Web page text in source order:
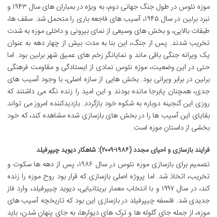
موزه نئوس در طول جنگ جهانی دوم، به ویژه در بمباران های سال ۱۹۴۳ و
نبرد برلین در سال ۱۹۴۵، آسیب های فاجعه باری را متحمل شد. سقف ها،
طبقات بالایی، و بخش های وسیعی از نمای بیرونی و داخلی موزه به شدت
تخریب شدند. پس از جنگ، این بنا به مدت بیش از چهار دهه به عنوان
یک ویرانه جنگی باقی ماند و نمایانگر زخم های عمیق شهر برلین بود. اما
حتی در این وضعیت، موزه نئوس نمادی از ایستادگی و مقاومت فرهنگی
برلین در برابر ویرانی بود. بخش هایی از سازه اصلی، با وجود آسیب های
جدی، همچنان پابرجا مانده بودند و این امید را زنده نگه می داشتند که
روزی این گنجینه دوباره به شکوه خود بازگردد. بازدیدکننده امروز می تواند
بقایای این آسیب ها را در بخش های بازسازی شده مشاهده کند، که خود
بخشی از داستان موزه است.
فرایند بازسازی و احیای مجدد (۱۹۸۶-۲۰۰۹): شاهکار دیوید چیپرفیلد
تصمیم برای بازسازی موزه نئوس در سال ۱۹۸۶، پس از دهه ها سکوت و
تخریب، اتخاذ شد. اما پروژه اصلی بازسازی که قرار بود روح موزه را زنده
کند، در سال ۱۹۹۷ و با انتخاب معمار بریتانیایی، دیوید چیپرفیلد، وارد فاز
جدیدی شد. فلسفه چیپرفیلد در بازسازی این بود که تاریخچه آسیب های
موزه، از جمله جای گلوله ها و ترک های دیوارها، به جای پنهان شدن، باید